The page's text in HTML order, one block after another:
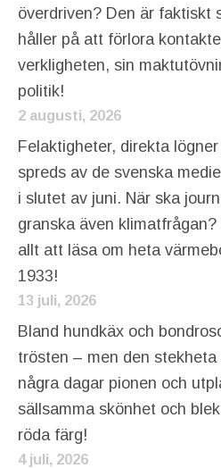
överdriven? Den är faktiskt
håller på att förlora
verkligheten, sin
politik!
2 augusti, 2026
Felaktigheter, direkta
spreds av de svenska
i slutet av juni. När ska
granska även
allt att läsa om heta
1933!
13 juli, 2026
Bland hundkäx och
trösten – men den
några dagar pionen och
sällsamma skönhet och
röda färg!
4 juli, 2026